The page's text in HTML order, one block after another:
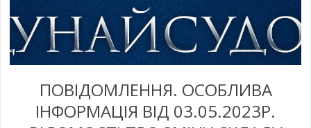
ПОВІДОМЛЕННЯ. ОСОБЛИВА
ІНФОРМАЦІЯ ВІД 03.05.2023Р.